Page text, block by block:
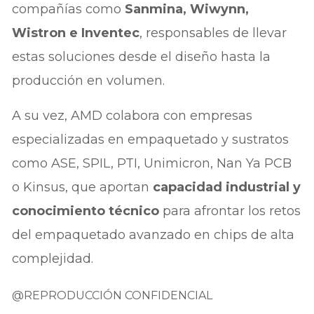
compañías como Sanmina, Wiwynn,
Wistron e Inventec, responsables de llevar
estas soluciones desde el diseño hasta la
producción en volumen.
A su vez, AMD colabora con empresas
especializadas en empaquetado y sustratos
como ASE, SPIL, PTI, Unimicron, Nan Ya PCB
o Kinsus, que aportan capacidad industrial y
conocimiento técnico para afrontar los retos
del empaquetado avanzado en chips de alta
complejidad.
@REPRODUCCIÓN CONFIDENCIAL